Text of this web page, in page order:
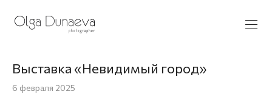
Выставка «Невидимый город»
6 февраля 2025